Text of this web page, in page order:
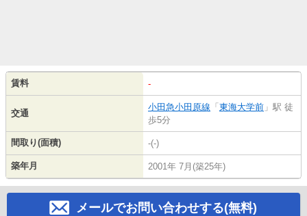
賃料 -
交通
小田急小田原線 「 東海大学前 」駅 徒
歩5分
間取り(面積) -(-)
築年月 2001年 7月(築25年)
メールでお問い合わせする(無料)